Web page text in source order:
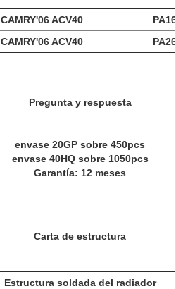
CAMRY'06 ACV40
CAMRY'06 ACV40
Pregunta y respuesta
envase 20GP sobre 450pcs
envase 40HQ sobre 1050pcs
Garantía: 12 meses
Carta de estructura
Estructura soldada del radiador